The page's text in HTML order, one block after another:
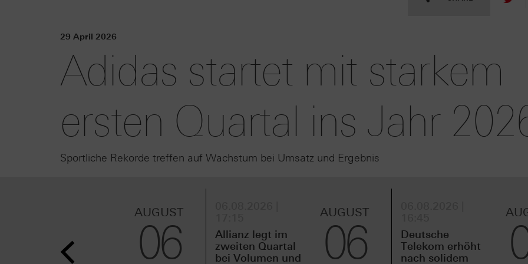
29 April 2026
Adidas startet mit starkem
ersten Quartal ins Jahr
Sportliche Rekorde treffen auf Wachstum bei Umsatz und Ergebnis
AUGUST
06
Allianz legt im
zweiten Quartal
bei Volumen und
AUGUST
06
Deutsche
Telekom erhöht
nach solidem